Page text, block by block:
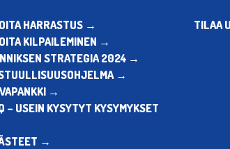
HARRASTUS →
KILPAILEMINEN →
STRATEGIA 2024 →
→
→
– USEIN KYSYTYT KYSYMYKSET
→
TILAA